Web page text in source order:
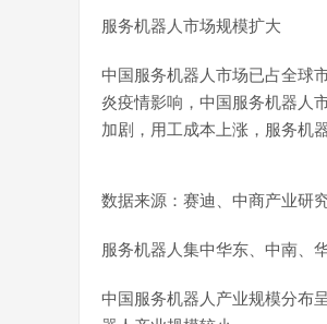
服务机器人市场规模扩大
中国服务机器人市场已占全球
炎疫情影响，中国服务机器人
加剧，用工成本上涨，服务机
数据来源：赛迪、中商产业研
服务机器人集中华东、中南、
中国服务机器人产业规模分布